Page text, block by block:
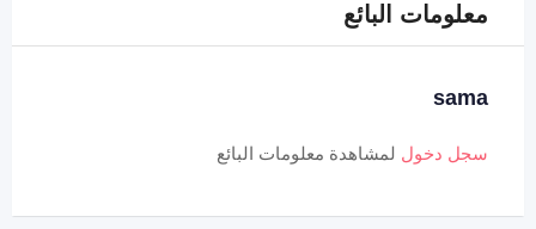
معلومات البائع
sama
سجل دخول لمشاهدة معلومات البائع